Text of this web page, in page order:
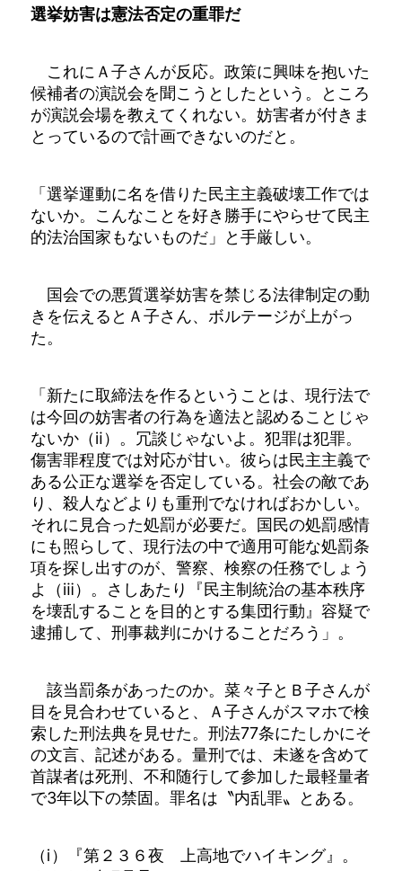
選挙妨害は憲法否定の重罪だ
これにＡ子さんが反応。政策に興味を抱いた
候補者の演説会を聞こうとしたという。ところ
が演説会場を教えてくれない。妨害者が付きま
とっているので計画できないのだと。
「選挙運動に名を借りた民主主義破壊工作では
ないか。こんなことを好き勝手にやらせて民主
的法治国家もないものだ」と手厳しい。
国会での悪質選挙妨害を禁じる法律制定の動
きを伝えるとＡ子さん、ボルテージが上がっ
た。
「新たに取締法を作るということは、現行法で
は今回の妨害者の行為を適法と認めることじゃ
ないか（ⅱ）。冗談じゃないよ。犯罪は犯罪。
傷害罪程度では対応が甘い。彼らは民主主義で
ある公正な選挙を否定している。社会の敵であ
り、殺人などよりも重刑でなければおかしい。
それに見合った処罰が必要だ。国民の処罰感情
にも照らして、現行法の中で適用可能な処罰条
項を探し出すのが、警察、検察の任務でしょう
よ（ⅲ）。さしあたり『民主制統治の基本秩序
を壊乱することを目的とする集団行動』容疑で
逮捕して、刑事裁判にかけることだろう」。
該当罰条があったのか。菜々子とＢ子さんが
目を見合わせていると、Ａ子さんがスマホで検
索した刑法典を見せた。刑法77条にたしかにそ
の文言、記述がある。量刑では、未遂を含めて
首謀者は死刑、不和随行して参加した最軽量者
で3年以下の禁固。罪名は〝内乱罪〟とある。
（ⅰ）『第２３６夜 上高地でハイキング』。